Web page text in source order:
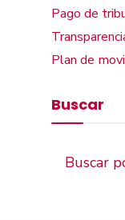
Pago de
Plan de
Buscar